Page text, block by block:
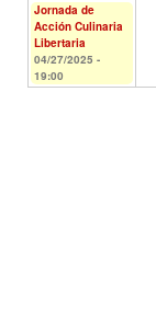
Jornada de
Acción Culinaria
Libertaria
04/27/2025 -
19:00